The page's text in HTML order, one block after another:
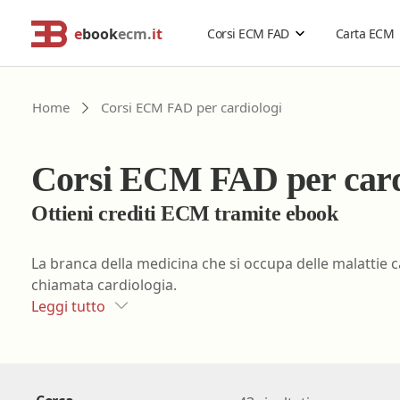
ebookecm.it Corsi ECM FAD
Catalogo Generale
Catalogo per Professione
Biologo
Carta ECM
Estensione validità corsi ECM
Acquisti di gruppo
Problemi accesso ebookecm.it
Richiesta password temporanea
Sostituzione password
FAQ
Cerca corsi ECM o altro
Home Corsi ECM FAD per cardiologi
Corsi ECM FAD per
Ottieni crediti ECM tramite ebook
La branca della medicina che si occupa delle malattie
chiamata cardiologia.
Leggi tutto